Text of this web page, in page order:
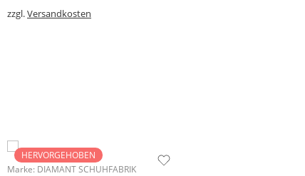
zzgl.Versandkosten
HERVORGEHOBEN
Marke: DIAMANT SCHUHFABRIK